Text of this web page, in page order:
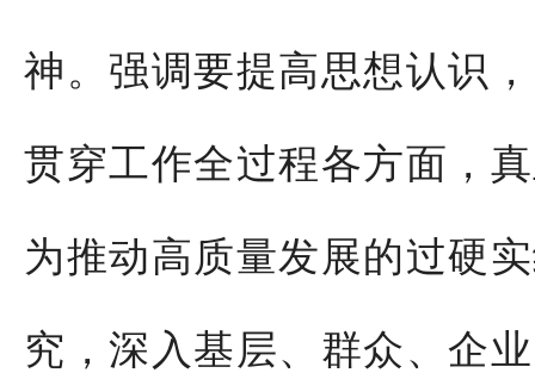
神。强调要提高思想认识
贯穿工作全过程各方面，
为推动高质量发展的过硬
究，深入基层、群众、企